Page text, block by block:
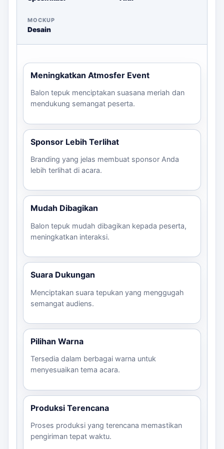
estimasi harga sesuai brief acara!
MOCKUP
Desain
Meningkatkan Atmosfer Event
Balon tepuk menciptakan suasana meriah dan
mendukung semangat peserta.
Sponsor Lebih Terlihat
Branding yang jelas membuat sponsor Anda
lebih terlihat di acara.
Mudah Dibagikan
Balon tepuk mudah dibagikan kepada peserta,
meningkatkan interaksi.
Suara Dukungan
Menciptakan suara tepukan yang menggugah
semangat audiens.
Pilihan Warna
Tersedia dalam berbagai warna untuk
menyesuaikan tema acara.
Produksi Terencana
Proses produksi yang terencana memastikan
pengiriman tepat waktu.